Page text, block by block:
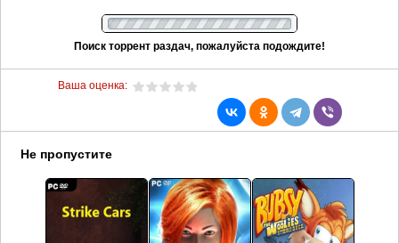
Поиск торрент раздач, пожалуйста подождите!
Ваша оценка:
Не пропустите